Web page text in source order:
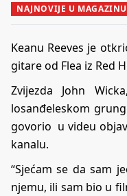
NAJNOVIJE U MAGAZINU
Keanu Reeves je
gitare od Flea iz Red
Zvijezda John
losanđeleskom
govorio u videu
kanalu.
“Sjećam se da sam
njemu, ili sam bio u